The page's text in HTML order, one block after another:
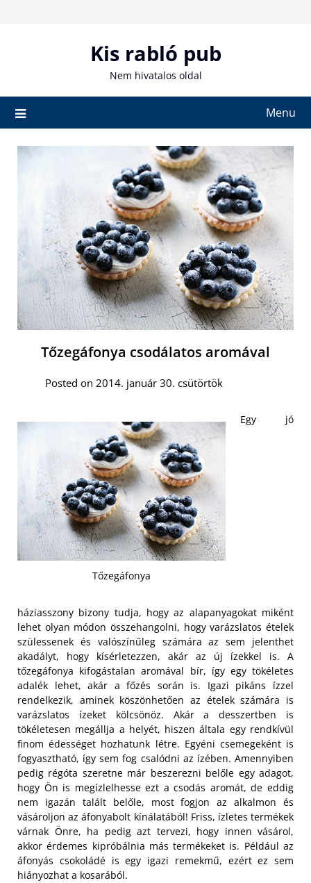
Kis rabló pub
Nem hivatalos oldal
Menu
Tőzegáfonya csodálatos aromával
Posted on 2014. január 30. csütörtök
Tőzegáfonya
Egy jó
háziasszony bizony tudja, hogy az alapanyagokat miként
lehet olyan módon összehangolni, hogy varázslatos ételek
szülessenek és valószínűleg számára az sem jelenthet
akadályt, hogy kísérletezzen, akár az új ízekkel is. A
tőzegáfonya kifogástalan aromával bír, így egy tökéletes
adalék lehet, akár a főzés során is. Igazi pikáns ízzel
rendelkezik, aminek köszönhetően az ételek számára is
varázslatos ízeket kölcsönöz. Akár a desszertben is
tökéletesen megállja a helyét, hiszen általa egy rendkívül
finom édességet hozhatunk létre. Egyéni csemegeként is
fogyasztható, így sem fog csalódni az ízében. Amennyiben
pedig régóta szeretne már beszerezni belőle egy adagot,
hogy Ön is megízlelhesse ezt a csodás aromát, de eddig
nem igazán talált belőle, most fogjon az alkalmon és
vásároljon az áfonyabolt kínálatából! Friss, ízletes termékek
várnak Önre, ha pedig azt tervezi, hogy innen vásárol,
akkor érdemes kipróbálnia más termékeket is. Például az
áfonyás csokoládé is egy igazi remekmű, ezért ez sem
hiányozhat a kosarából.